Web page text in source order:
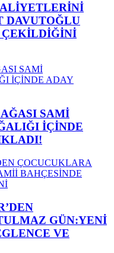
DAVUTOĞLU
ÇEKİLDİĞİNİ
SAMİ
İÇİNDE
GÜN:YENİ
VE